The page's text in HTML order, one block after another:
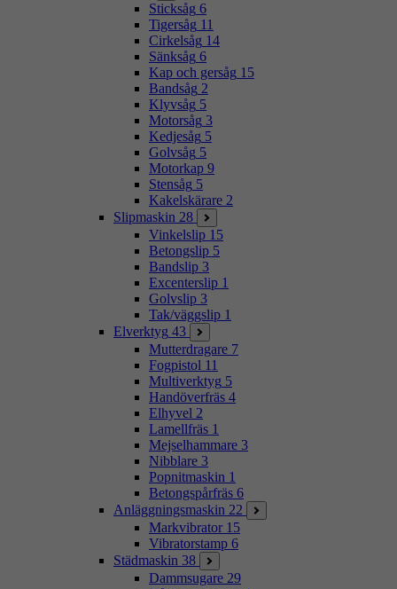
Sticksåg 6
Tigersåg 11
Cirkelsåg 14
Sänksåg 6
Kap och gersåg 15
Bandsåg 2
Klyvsåg 5
Motorsåg 3
Kedjesåg 5
Golvsåg 5
Motorkap 9
Stensåg 5
Kakelskärare 2
Slipmaskin 28
Vinkelslip 15
Betongslip 5
Bandslip 3
Excenterslip 1
Golvslip 3
Tak/väggslip 1
Elverktyg 43
Mutterdragare 7
Fogpistol 11
Multiverktyg 5
Handöverfräs 4
Elhyvel 2
Lamellfräs 1
Mejselhammare 3
Nibblare 3
Popnitmaskin 1
Betongspårfräs 6
Anläggningsmaskin 22
Markvibrator 15
Vibratorstamp 6
Städmaskin 38
Dammsugare 29